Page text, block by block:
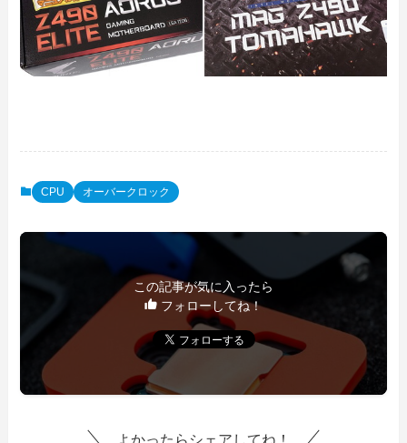
CPU オーバークロック
この記事が気に入ったら
フォローしてね！
よかったらシェアしてね！